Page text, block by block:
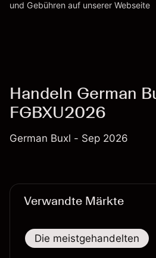
Zur Plattform
und Gebühren auf unserer Webseite
Handeln German
FGBXU2026
German Buxl - Sep 2026
Verwandte Märkte
Die meistgehandelten